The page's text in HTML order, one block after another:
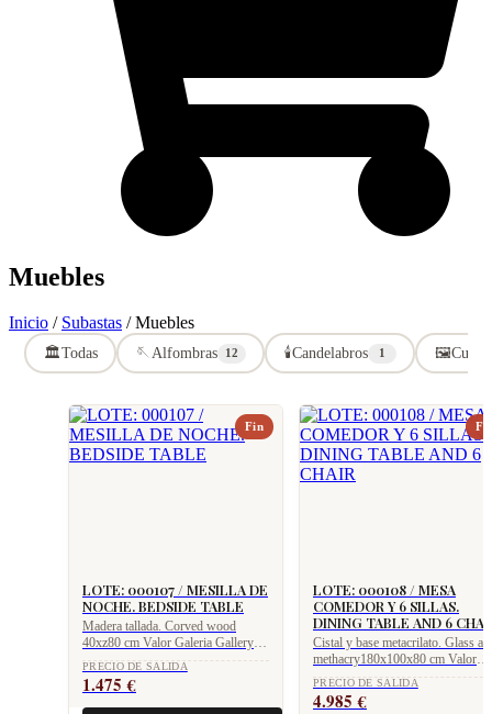
Muebles
Inicio / Subastas / Muebles
🏛️Todas 🪡Alfombras 12 🕯️Candelabros 1 🖼️
LOTE: 000107 / MESILLA DE
NOCHE. BEDSIDE TABLE
Madera tallada. Corved wood
40xz80 cm Valor Galeria Gallery
value 2.975 €
PRECIO DE SALIDA
1.475€
Fin
LOTE: 000108 / MESA
COMEDOR Y 6 SILLAS.
DINING TABLE AND 6
Cistal y base metacrilato. Glass
methacry180x100x80 cm Valor
Galeria Gallery value 9.975 €
PRECIO DE SALIDA
4.985€